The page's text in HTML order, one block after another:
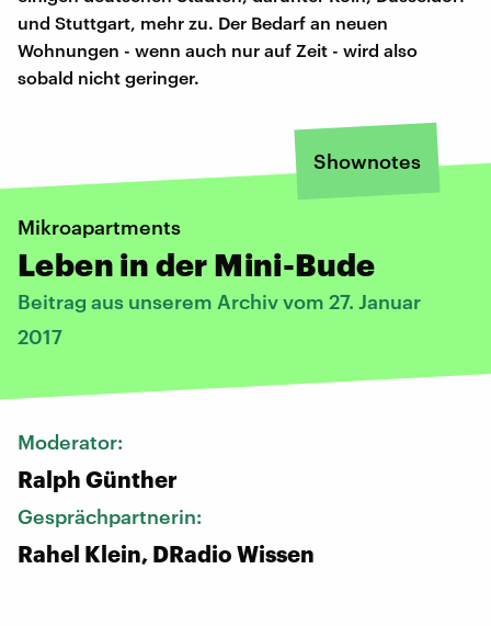
und Stuttgart, mehr zu. Der Bedarf an neuen
Wohnungen - wenn auch nur auf Zeit - wird also
sobald nicht geringer.
Shownotes
Mikroapartments
Leben in der Mini-Bude
Beitrag aus unserem Archiv vom 27. Januar
2017
Moderator:
Ralph Günther
Gesprächpartnerin:
Rahel Klein, DRadio Wissen